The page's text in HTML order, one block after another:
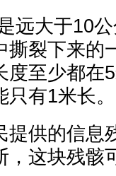
大于10公
裂下来的
度至少都在
有1米长。
供的信息
，这块残骸